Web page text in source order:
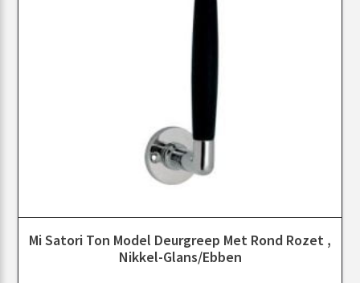
Mi Satori Ton Model Deurgreep Met Rond Rozet ,
Nikkel-Glans/Ebben